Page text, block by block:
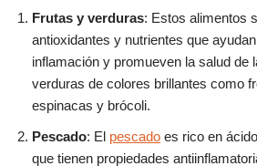
Frutas y verduras: Estos alimentos
antioxidantes y nutrientes que
inflamación y promueven la salud de
verduras de colores brillantes como
espinacas y brócoli.
Pescado: El pescado es rico en
que tienen propiedades